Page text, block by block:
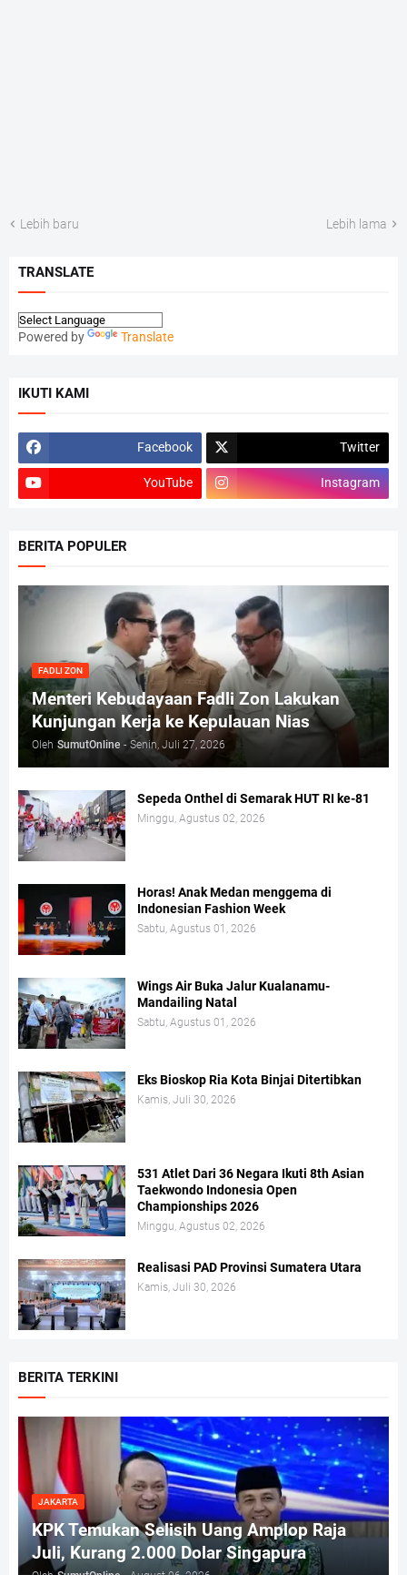
Lebih baru Lebih lama
TRANSLATE
Powered by Translate
IKUTI KAMI
Facebook Twitter
YouTube Instagram
BERITA POPULER
FADLI ZON
Menteri Kebudayaan Fadli Zon Lakukan
Kunjungan Kerja ke Kepulauan Nias
Oleh SumutOnline - Senin, Juli 27, 2026
Sepeda Onthel di Semarak HUT RI ke-81
Minggu, Agustus 02, 2026
Horas! Anak Medan menggema di
Indonesian Fashion Week
Sabtu, Agustus 01, 2026
Wings Air Buka Jalur Kualanamu-
Mandailing Natal
Sabtu, Agustus 01, 2026
Eks Bioskop Ria Kota Binjai Ditertibkan
Kamis, Juli 30, 2026
531 Atlet Dari 36 Negara Ikuti 8th Asian
Taekwondo Indonesia Open
Championships 2026
Minggu, Agustus 02, 2026
Realisasi PAD Provinsi Sumatera Utara
Kamis, Juli 30, 2026
BERITA TERKINI
JAKARTA
KPK Temukan Selisih Uang Amplop Raja
Juli, Kurang 2.000 Dolar Singapura